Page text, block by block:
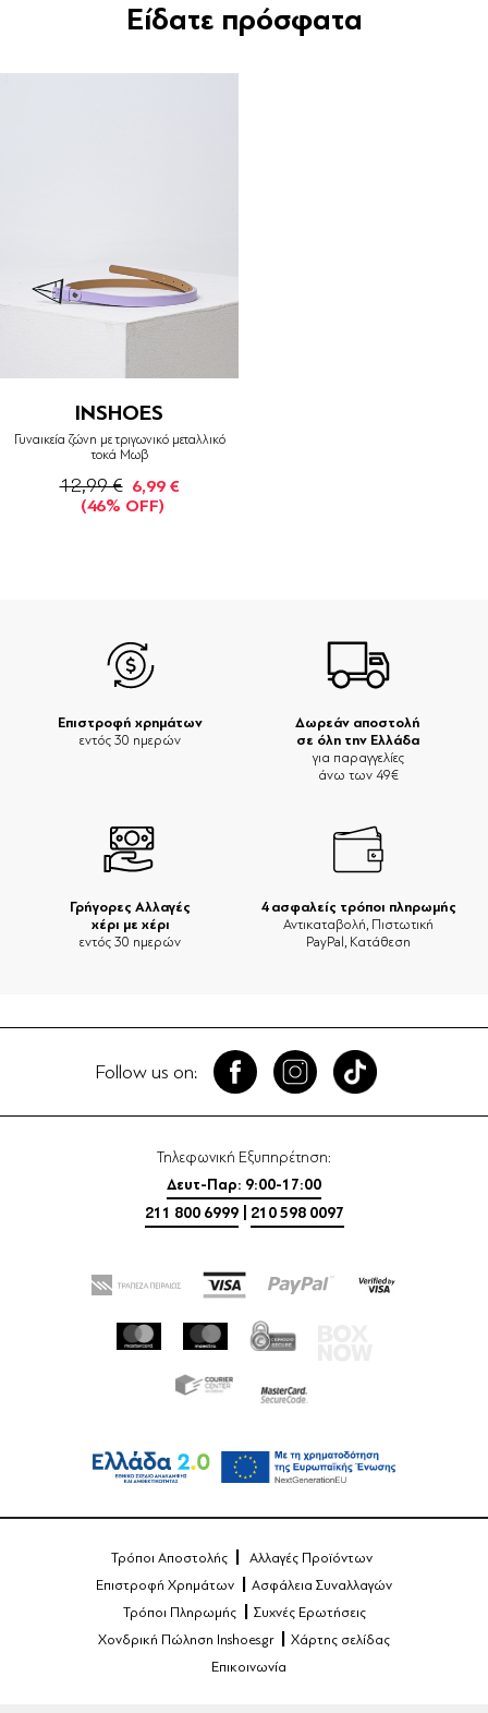
Είδατε πρόσφατα
INSHOES
Γυναικεία ζώνη με τριγωνικό μεταλλικό
τοκά Μωβ
12,99 € 6,99 €
(46% OFF)
Δωρεάν αποστολή
σε όλη την Ελλάδα
για παραγγελίες
άνω των 49€
Επιστροφή χρημάτων
εντός 30 ημερών
Γρήγορες Αλλαγές
χέρι με χέρι
εντός 30 ημερών
4 ασφαλείς τρόποι πληρωμής
Αντικαταβολή, Πιστωτική
PayPal, Κατάθεση
Follow us on:
Τηλεφωνική Εξυπηρέτηση:
Δευτ-Παρ: 9:00-17:00
211 800 6999
210 598 0097
Τρόποι Αποστολής
Αλλαγές Προϊόντων
Επιστροφή Χρημάτων
Ασφάλεια Συναλλαγών
Τρόποι Πληρωμής
Συχνές Ερωτήσεις
Χονδρική Πώληση Inshoes.gr
Χάρτης σελίδας
Επικοινωνία